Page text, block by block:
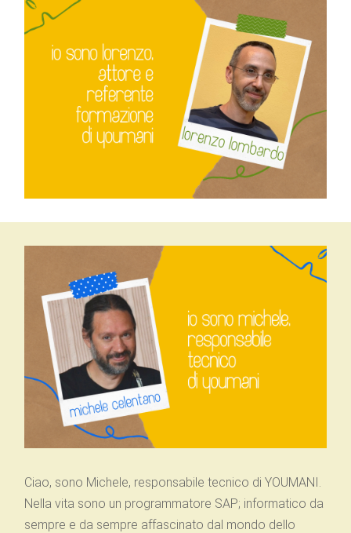
Ciao, sono Michele, responsabile tecnico di YOUMANI.
Nella vita sono un programmatore SAP; informatico da
sempre e da sempre affascinato dal mondo dello